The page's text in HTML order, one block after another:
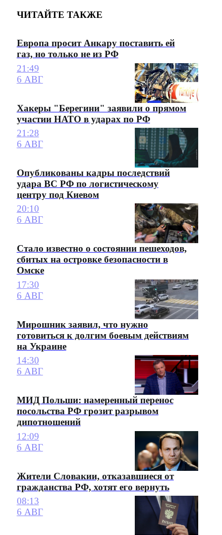
ЧИТАЙТЕ ТАКЖЕ
Европа просит Анкару поставить ей
газ, но только не из РФ
21:49
6 АВГ
Хакеры "Берегини" заявили о прямом
участии НАТО в ударах по РФ
21:28
6 АВГ
Опубликованы кадры последствий
удара ВС РФ по логистическому
центру под Киевом
20:10
6 АВГ
Стало известно о состоянии пешеходов,
сбитых на островке безопасности в
Омске
17:30
6 АВГ
Мирошник заявил, что нужно
готовиться к долгим боевым действиям
на Украине
14:30
6 АВГ
МИД Польши: намеренный перенос
посольства РФ грозит разрывом
дипотношений
12:09
6 АВГ
Жители Словакии, отказавшиеся от
гражданства РФ, хотят его вернуть
08:13
6 АВГ